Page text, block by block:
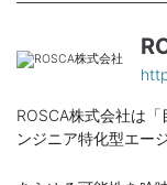
ROSCA株式会社は
ンジニア特化型エー